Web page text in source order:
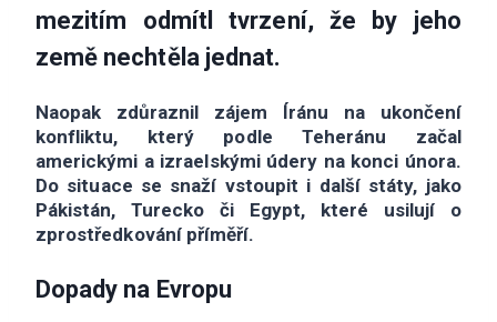
mezitím odmítl tvrzení, že by jeho
země nechtěla jednat.
Naopak zdůraznil zájem Íránu na ukončení
konfliktu, který podle Teheránu začal
americkými a izraelskými údery na konci února.
Do situace se snaží vstoupit i další státy, jako
Pákistán, Turecko či Egypt, které usilují o
zprostředkování příměří.
Dopady na Evropu